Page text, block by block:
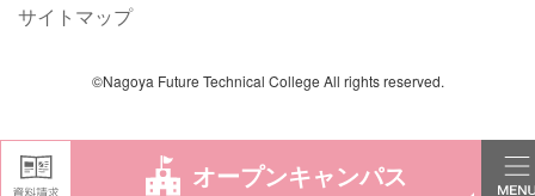
学校案内 オープンキャンパス
サイトマップ
©Nagoya Future Technical College All rights reserved.